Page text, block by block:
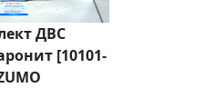
ДВС
[10101-